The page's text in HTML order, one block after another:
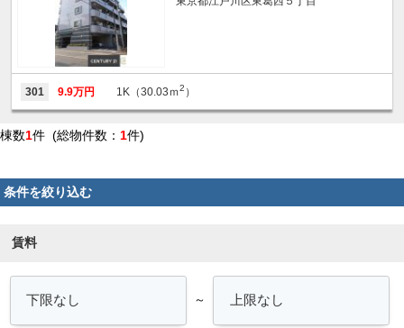
301 9.9万円 1K（30.03ｍ2 ）
棟数1件 (総物件数： 1件)
条件を絞り込む
賃料
～